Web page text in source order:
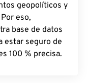
geopolíticos y
eso,
base de datos
estar seguro de
100 % precisa.